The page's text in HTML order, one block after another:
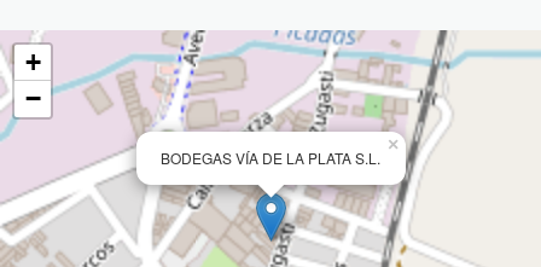
BODEGAS VÍA DE LA PLATA S.L.
×
+
−